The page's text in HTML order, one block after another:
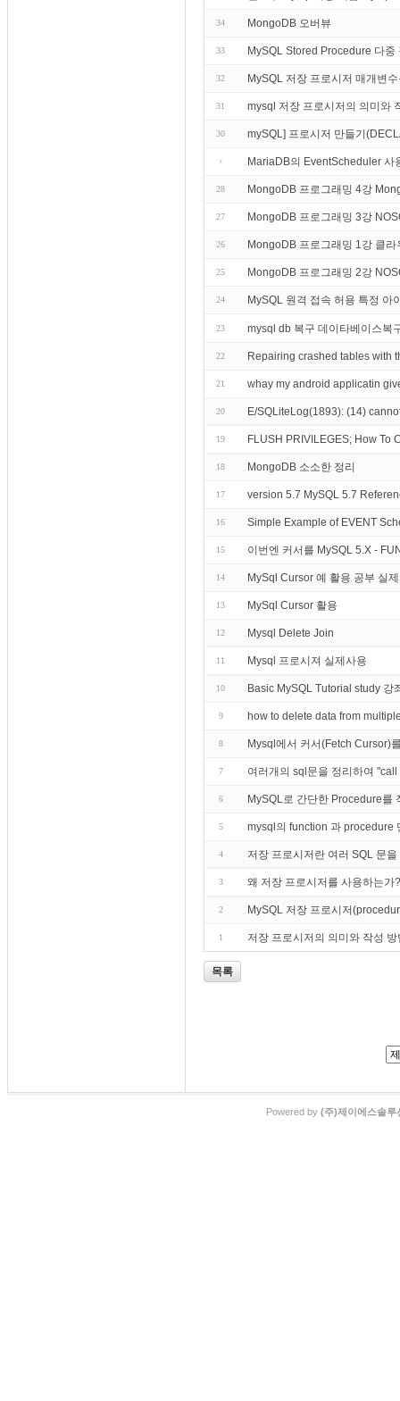
34 MongoDB 오버뷰
33 MySQL Stored Procedure 다중
32 MySQL 저장 프로시저 매개변
31 mysql 저장 프로시저의 의미와
30 mySQL] 프로시저 만들기
MariaDB의 EventScheduler 사
28 MongoDB 프로그래밍 4강
27 MongoDB 프로그래밍 3강
26 MongoDB 프로그래밍 1강 클
25 MongoDB 프로그래밍 2강
24 MySQL 원격 접속 허용 특정 아
23 mysql db 복구 데이타베이스복
22 Repairing crashed tables with
21 whay my android applicatin
20 E/SQLiteLog(1893): (14)
19 FLUSH PRIVILEGES; How To
18 MongoDB 소소한 정리
17 version 5.7 MySQL 5.7
16 Simple Example of EVENT
15 이번엔 커서를 MySQL 5.X -
14 MySql Cursor 예 활용 공부 실
13 MySql Cursor 활용
12 Mysql Delete Join
11 Mysql 프로시져 실제사용
10 Basic MySQL Tutorial study 강
9 how to delete data from
8 Mysql에서 커서(Fetch Cursor)
7 여러개의 sql문을 정리하여
6 MySQL로 간단한 Procedure를
5 mysql의 function 과 procedure
4 저장 프로시저란 여러 SQL 문
3 왜 저장 프로시저를 사용하는가?
2 MySQL 저장 프로시저
1 저장 프로시저의 의미와 작성
목록
Powered by (주)제이에스솔루